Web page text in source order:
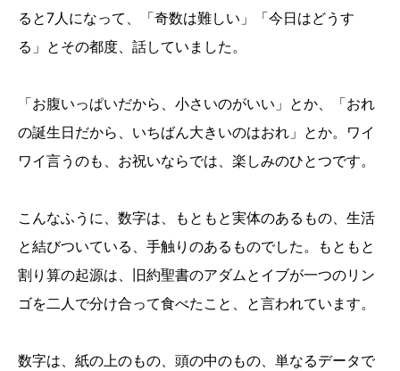
ると7人になって、「奇数は難しい」「今日はどうす
る」とその都度、話していました。
「お腹いっぱいだから、小さいのがいい」とか、「おれ
の誕生日だから、いちばん大きいのはおれ」とか。ワイ
ワイ言うのも、お祝いならでは、楽しみのひとつです。
こんなふうに、数字は、もともと実体のあるもの、生活
と結びついている、手触りのあるものでした。もともと
割り算の起源は、旧約聖書のアダムとイブが一つのリン
ゴを二人で分け合って食べたこと、と言われています。
数字は、紙の上のもの、頭の中のもの、単なるデータで